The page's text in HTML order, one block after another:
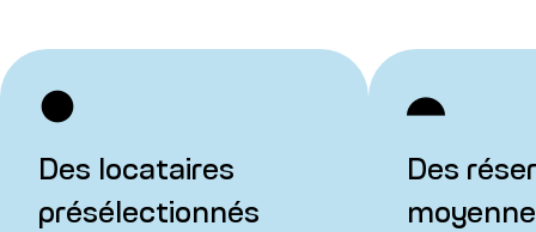
Des locataires
présélectionnés
Des